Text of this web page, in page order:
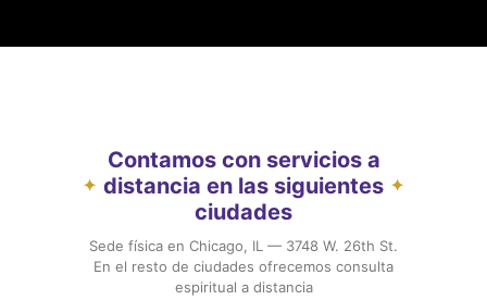
✦
Contamos con servicios a
distancia en las siguientes
ciudades
✦
Sede física en Chicago, IL — 3748 W. 26th St.
En el resto de ciudades ofrecemos consulta
espiritual a distancia